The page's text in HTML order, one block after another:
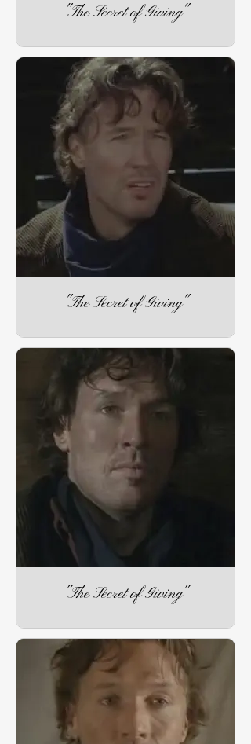
"The Secret of Giving"
"The Secret of Giving"
"The Secret of Giving"